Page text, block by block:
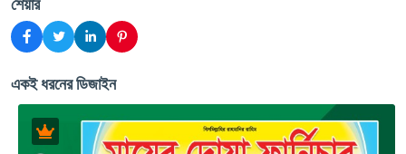
একই ধরনের ডিজাইন